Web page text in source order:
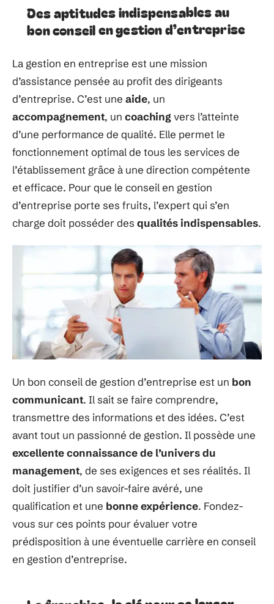
Des aptitudes indispensables au
bon conseil en gestion d’entreprise
La gestion en entreprise est une mission
d’assistance pensée au profit des dirigeants
d’entreprise. C’est une aide, un
accompagnement, un coaching vers l’atteinte
d’une performance de qualité. Elle permet le
fonctionnement optimal de tous les services de
l’établissement grâce à une direction compétente
et efficace. Pour que le conseil en gestion
d’entreprise porte ses fruits, l’expert qui s’en
charge doit posséder des qualités indispensables.
Un bon conseil de gestion d’entreprise est un bon
communicant. Il sait se faire comprendre,
transmettre des informations et des idées. C’est
avant tout un passionné de gestion. Il possède une
excellente connaissance de l’univers du
management, de ses exigences et ses réalités. Il
doit justifier d’un savoir-faire avéré, une
qualification et une bonne expérience. Fondez-
vous sur ces points pour évaluer votre
prédisposition à une éventuelle carrière en conseil
en gestion d’entreprise.